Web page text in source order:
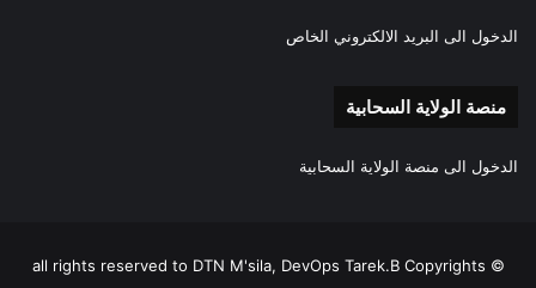
الدخول الى البريد الالكتروني الخاص
منصة الولاية السحابية
الدخول الى منصة الولاية السحابية
all rights reserved to DTN M'sila, DevOps Tarek.B Copyrights ©